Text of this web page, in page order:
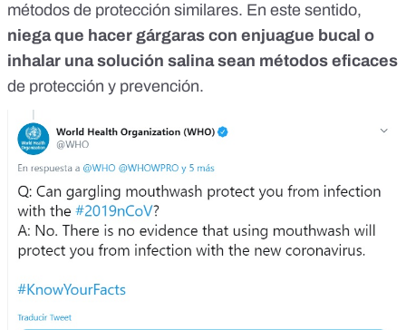
métodos de protección similares. En este sentido,
niega que hacer gárgaras con enjuague bucal o
inhalar una solución salina sean métodos eficaces
de protección y prevención.